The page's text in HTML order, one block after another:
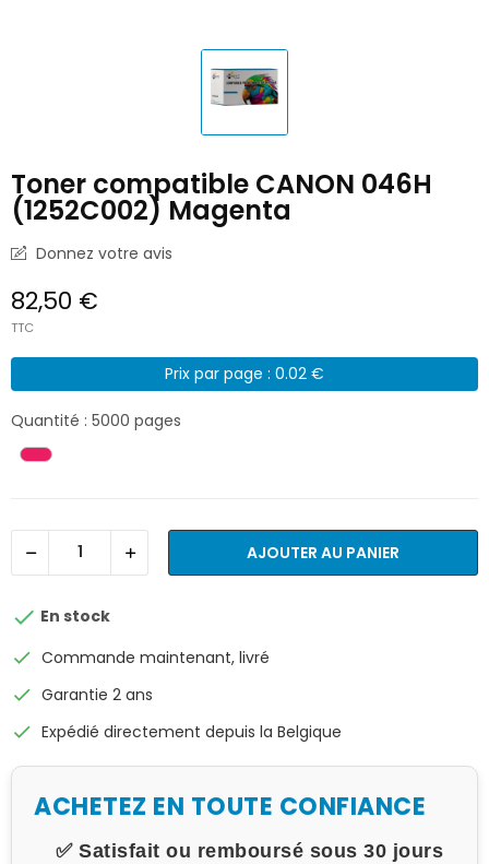
Toner compatible CANON 046H
(1252C002) Magenta
Donnez votre avis
82,50 €
TTC
Prix par page : 0.02 €
Quantité : 5000 pages
AJOUTER AU PANIER
 En stock
check Commande maintenant, livré
check Garantie 2 ans
check Expédié directement depuis la Belgique
ACHETEZ EN TOUTE CONFIANCE
✅ Satisfait ou remboursé sous 30 jours